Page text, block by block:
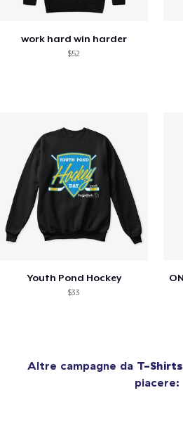
work hard win harder
$52
Youth Pond Hockey
$33
Altre campagne da T-Shirts
piacere: